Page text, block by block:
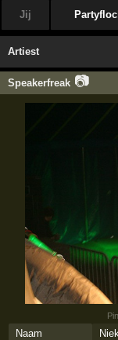
Jij
Artiest
Speakerfreak 📷
Naam